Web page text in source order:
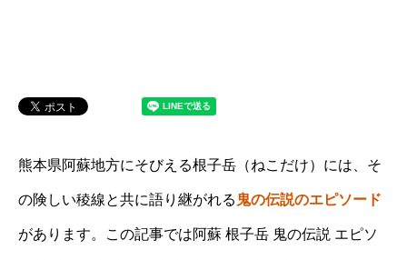
熊本県阿蘇地方にそびえる根子岳（ねこだけ）には、そ
の険しい稜線と共に語り継がれる 鬼の伝説のエピソード
があります。この記事では阿蘇 根子岳 鬼の伝説 エピソ